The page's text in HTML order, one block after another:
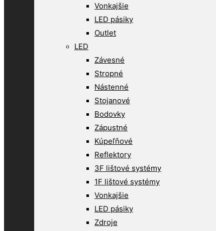
Vonkajšie
LED pásiky
Outlet
LED
Závesné
Stropné
Nástenné
Stojanové
Bodovky
Zápustné
Kúpeľňové
Reflektory
3F lištové systémy
1F lištové systémy
Vonkajšie
LED pásiky
Zdroje